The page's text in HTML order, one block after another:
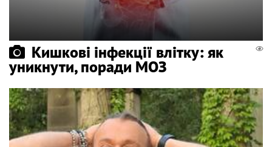
Кишкові інфекції влітку: як
уникнути, поради МОЗ